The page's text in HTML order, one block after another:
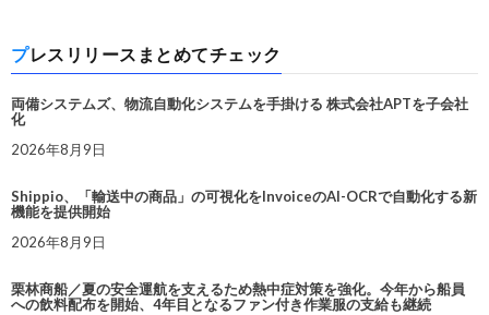
プレスリリースまとめてチェック
両備システムズ、物流自動化システムを手掛ける 株式会社APTを子会社
化
2026年8月9日
Shippio、「輸送中の商品」の可視化をInvoiceのAI-OCRで自動化する新
機能を提供開始
2026年8月9日
栗林商船／夏の安全運航を支えるため熱中症対策を強化。今年から船員
への飲料配布を開始、4年目となるファン付き作業服の支給も継続